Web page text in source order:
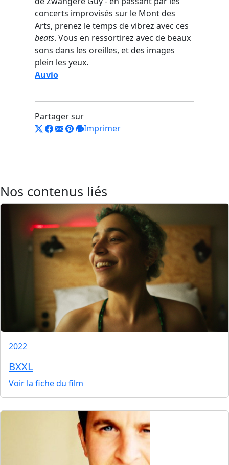
concerts improvisés sur le Mont des
Arts, prenez le temps de vibrez avec ces
beats. Vous en ressortirez avec de beaux
sons dans les oreilles, et des images
plein les yeux.
Auvio
Partager sur
Imprimer
Nos contenus liés
2022
BXXL
Voir la fiche du film